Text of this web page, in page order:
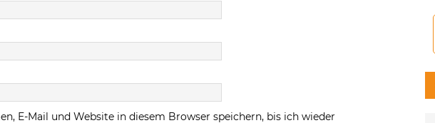
E-Mail und Website in diesem Browser speichern, bis ich wieder